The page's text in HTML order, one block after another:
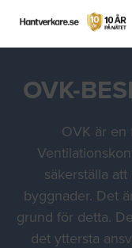
OVK-
OVK är en
säkerställa
byggnader. Det
grund för detta.
det yttersta